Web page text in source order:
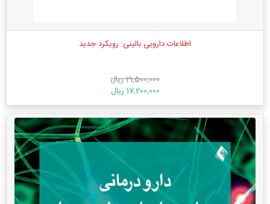
اطلاعات دارویی بالینی: رویکرد جدید
21,500,000 ریال
17,200,000 ریال